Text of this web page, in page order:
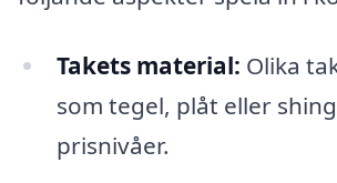
Takets material: Olika
som tegel, plåt eller
prisnivåer.